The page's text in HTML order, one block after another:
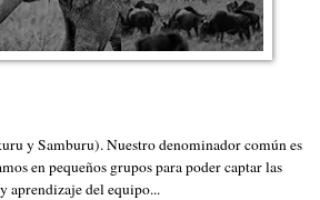
y Samburu). Nuestro denominador común es
en pequeños grupos para poder captar las
aprendizaje del equipo...